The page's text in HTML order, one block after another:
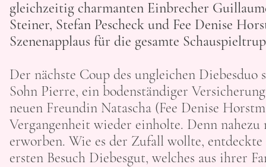
gleichzeitig charmanten Einbrecher
Steiner, Stefan Pescheck und Fee Denise
Szenenapplaus für die gesamte
Der nächste Coup des ungleichen
Sohn Pierre, ein bodenständiger
neuen Freundin Natascha (Fee Denise
Vergangenheit wieder einholte. Denn
erworben. Wie es der Zufall wollte,
ersten Besuch Diebesgut, welches aus ihrer